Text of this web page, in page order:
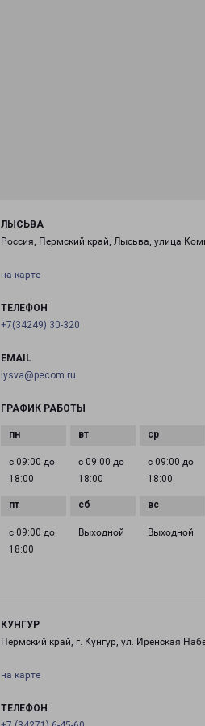
ЛЫСЬВА
Россия, Пермский край, Лысьва, улица
на карте
ТЕЛЕФОН
+7(34249) 30-320
EMAIL
lysva@pecom.ru
ГРАФИК РАБОТЫ
с 09:00 до
18:00
с 09:00 до
18:00
с 09:00 до
18:00
с 09:00 до
18:00
Выходной Выходной
КУНГУР
Пермский край, г. Кунгур, ул. Иренская
на карте
ТЕЛЕФОН